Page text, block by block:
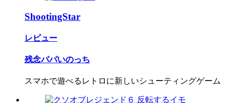
ShootingStar
レビュー
残念パパいのっち
スマホで遊べるレトロに新しいシューティングゲーム